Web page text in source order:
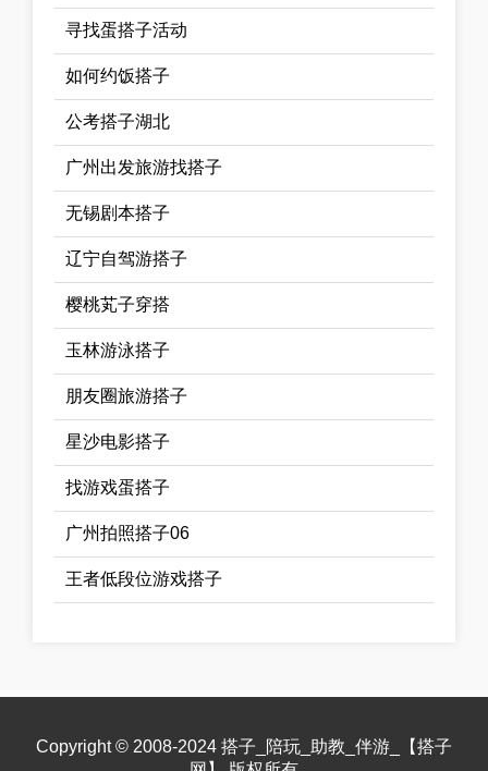
寻找蛋搭子活动
如何约饭搭子
公考搭子湖北
广州出发旅游找搭子
无锡剧本搭子
辽宁自驾游搭子
樱桃芄子穿搭
玉林游泳搭子
朋友圈旅游搭子
星沙电影搭子
找游戏蛋搭子
广州拍照搭子06
王者低段位游戏搭子
Copyright © 2008-2024 搭子_陪玩_助教_伴游_【搭子